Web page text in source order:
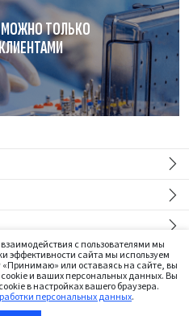
ТОЛЬКО
медицинских работников
с пользователями мы
эффективности сайта мы используем
или оставаясь на сайте, вы
и ваших персональных данных. Вы
в настройках вашего браузера.
персональных данных.